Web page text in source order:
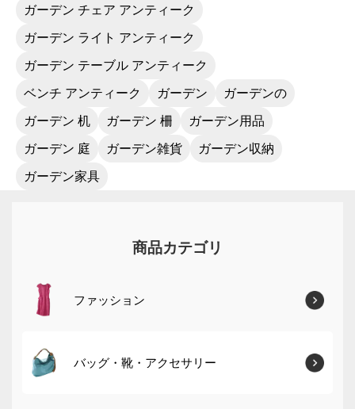
ガーデン チェア アンティーク
ガーデン ライト アンティーク
ガーデン テーブル アンティーク
ベンチ アンティーク ガーデン ガーデンの
ガーデン 机 ガーデン 柵 ガーデン用品
ガーデン 庭 ガーデン雑貨 ガーデン収納
ガーデン家具
商品カテゴリ
ファッション
バッグ・靴・アクセサリー